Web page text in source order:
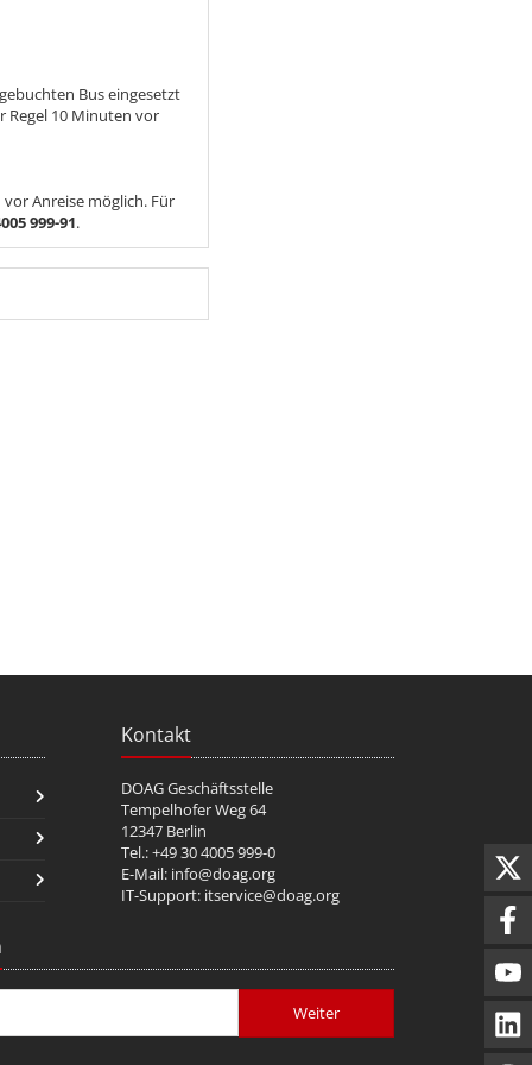
Bus eingesetzt
Regel 10 Minuten vor
Anreise möglich. Für
999-91.
Kontakt
DOAG Geschäftsstelle
Tempelhofer Weg 64
12347 Berlin
Tel.: +49 30 4005 999-0
E-Mail: info@doag.org
IT-Support: itservice@doag.org
Weiter